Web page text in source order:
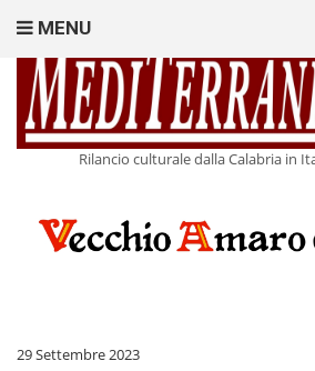
Rilancio culturale dalla Calabria in
MENU
29 Settembre 2023